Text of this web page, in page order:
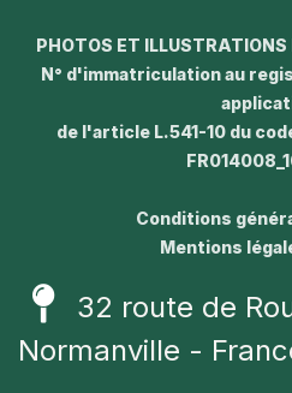
PHOTOS ET
N° d'immatriculation au
de l'article L.541-10 du
Conditions
Mentions
32 route de
Normanville -